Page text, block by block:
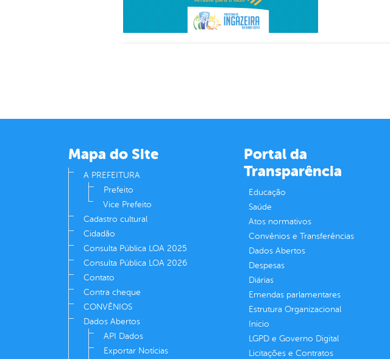
Mapa do Site
A PREFEITURA
Prefeito
Vice Prefeito
Cadastro cultural
Cidadão
Consulta Pública LOA 2025
Consulta Pública LOA 2026
Contato
Contra cheque
CONVÊNIOS
Dados Abertos
API Dados
Exportar Notícias
Portal da
Transparência
Educação
Saúde
Atos normativos
Convênios e Transferências
Dados Abertos
Despesas
Diárias
Emendas parlamentares
Estrutura Organizacional
Inicio
LGPD e Governo Digital
Licitações e Contratos